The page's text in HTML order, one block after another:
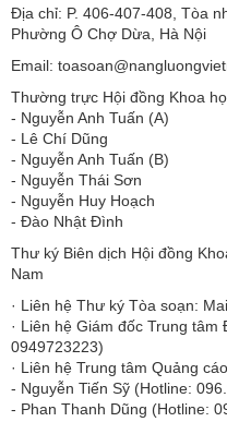
Địa chỉ: P. 406-407-408, Tòa
Phường Ô Chợ Dừa, Hà Nội
Email:
Thường trực Hội đồng Khoa
​​​​​​- Nguyễn Anh Tuấn (A)
- Lê Chí Dũng
- Nguyễn Anh Tuấn (B)
- Nguyễn Thái Sơn
- Nguyễn Huy Hoạch
- Đào Nhật Đình
Thư ký Biên dịch Hội đồng
Nam
· Liên hệ Thư ký Tòa soạn:
· Liên hệ Giám đốc Trung
0949723223)
· Liên hệ Trung tâm Quảng
- Nguyễn Tiến Sỹ (Hotline:
- Phan Thanh Dũng (Hotline: